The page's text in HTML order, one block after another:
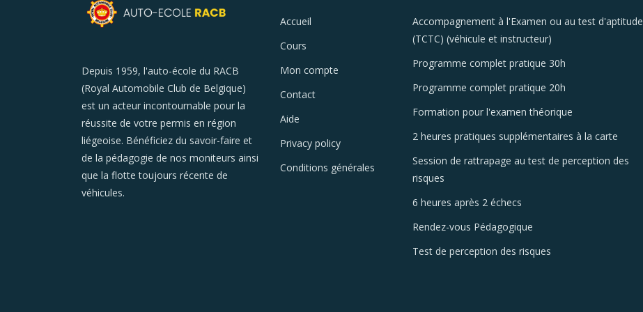
Depuis 1959, l'auto-école du RACB
(Royal Automobile Club de Belgique)
est un acteur incontournable pour la
réussite de votre permis en région
liégeoise. Bénéficiez du savoir-faire et
de la pédagogie de nos moniteurs ainsi
que la flotte toujours récente de
véhicules.
Accueil
Cours
Mon compte
Contact
Aide
Privacy policy
Conditions générales
Accompagnement à l'Examen ou au test d'aptitude
(TCTC) (véhicule et instructeur)
Programme complet pratique 30h
Programme complet pratique 20h
Formation pour l'examen théorique
2 heures pratiques supplémentaires à la carte
Session de rattrapage au test de perception des
risques
6 heures après 2 échecs
Rendez-vous Pédagogique
Test de perception des risques